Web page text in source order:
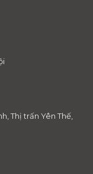
Thị trấn Yên Thế,